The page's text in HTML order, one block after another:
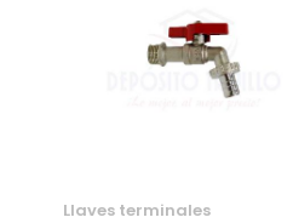
Llaves terminales